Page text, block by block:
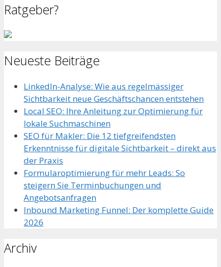
Ratgeber?
Neueste Beiträge
LinkedIn-Analyse: Wie aus regelmässiger
Sichtbarkeit neue Geschäftschancen entstehen
Local SEO: Ihre Anleitung zur Optimierung für
lokale Suchmaschinen
SEO für Makler: Die 12 tiefgreifendsten
Erkenntnisse für digitale Sichtbarkeit – direkt aus
der Praxis
Formularoptimierung für mehr Leads: So
steigern Sie Terminbuchungen und
Angebotsanfragen
Inbound Marketing Funnel: Der komplette Guide
2026
Archiv